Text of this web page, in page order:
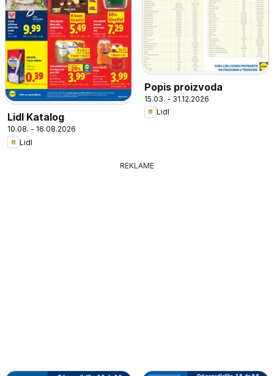
Lidl Katalog
10.08. - 16.08.2026
Lidl
Popis proizvoda
15.03. - 31.12.2026
Lidl
REKLAME